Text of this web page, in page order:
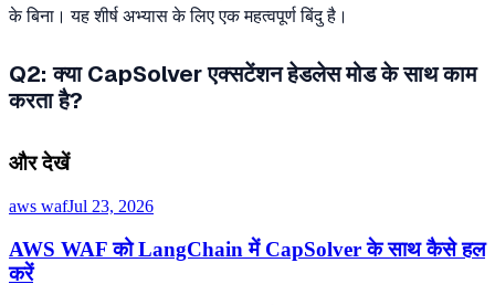
के बिना। यह शीर्ष अभ्यास के लिए एक महत्वपूर्ण बिंदु है।
Q2: क्या CapSolver एक्सटेंशन हेडलेस मोड के साथ काम
करता है?
और देखें
aws wafJul 23, 2026
AWS WAF को LangChain में CapSolver के साथ कैसे हल
करें